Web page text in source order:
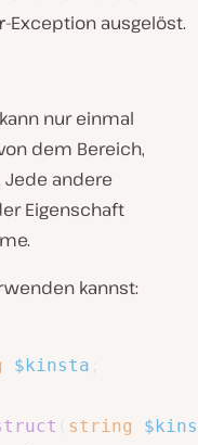
-Exception ausgelöst.
nur einmal
dem Bereich,
andere
Eigenschaft
kannst:
$kinsta
string